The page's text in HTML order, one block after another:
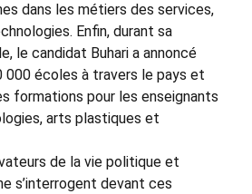
dans les métiers des services,
Enfin, durant sa
le candidat Buhari a annoncé
000 écoles à travers le pays et
formations pour les enseignants
arts plastiques et
de la vie politique et
s’interrogent devant ces